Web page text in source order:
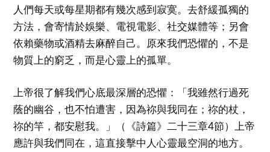
人們每天或每星期都有幾次感到寂寞。去舒緩孤獨的
方法，會寄情於娛樂、電視電影、社交媒體等；另會
依賴藥物或酒精去麻醉自己。原來我們恐懼的，不是
物質上的窮乏，而是心靈上的孤單。
上帝很了解我們心底最深層的恐懼：「我雖然行過死
蔭的幽谷，也不怕遭害，因為祢與我同在；祢的杖，
祢的竿，都安慰我。」（《詩篇》二十三章4節）上帝
應許與我們同在，這直接擊中人心靈最空洞的地方。